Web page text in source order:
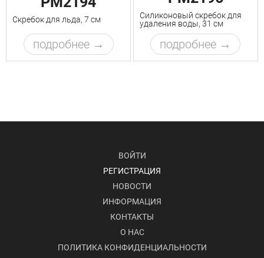
Скребок для льда, 7 см
подробнее
Силиконовый скребок для
удаления воды, 31 см
подробнее
ВОЙТИ
РЕГИСТРАЦИЯ
НОВОСТИ
ИНФОРМАЦИЯ
КОНТАКТЫ
О НАС
ПОЛИТИКА КОНФИДЕНЦИАЛЬНОСТИ